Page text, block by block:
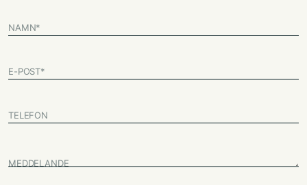
NAMN*
E-POST*
TELEFON
MEDDELANDE